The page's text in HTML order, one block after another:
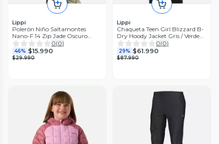
Lippi
Polerón Niño Saltamontes
Nano-F 14 Zip Jade Oscuro
Lippi I25
0(0)
46% $15.990
$29.990
Lippi
Chaqueta Teen Girl Blizzard B-
Dry Hoody Jacket Gris / Verde
Lippi V26
0(0)
29% $61.990
$87.990